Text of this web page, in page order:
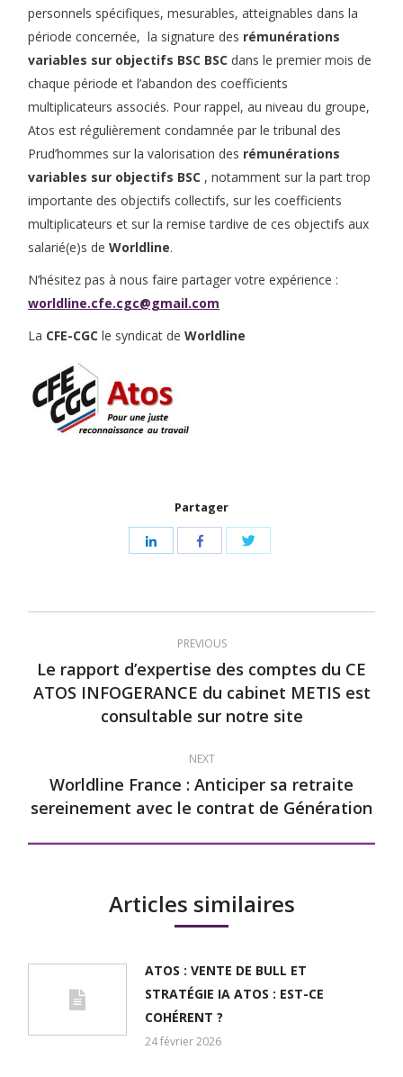
personnels spécifiques, mesurables, atteignables dans la
période concernée, la signature des rémunérations
variables sur objectifs BSC BSC dans le premier mois de
chaque période et l’abandon des coefficients
multiplicateurs associés. Pour rappel, au niveau du groupe,
Atos est régulièrement condamnée par le tribunal des
Prud’hommes sur la valorisation des rémunérations
variables sur objectifs BSC , notamment sur la part trop
importante des objectifs collectifs, sur les coefficients
multiplicateurs et sur la remise tardive de ces objectifs aux
salarié(e)s deWorldline.
N’hésitez pas à nous faire partager votre expérience :
worldline.cfe.cgc@gmail.com
La CFE-CGC le syndicat deWorldline
Partager
Share
Share
navigation
PREVIOUS
Previous
post:
Le rapport d’expertise des comptes du CE
ATOS INFOGERANCE du cabinet METIS est
consultable sur notre site
NEXT
Next
post:
Worldline France : Anticiper sa retraite
sereinement avec le contrat de Génération
Articles similaires
ATOS : VENTE DE BULL ET
STRATÉGIE IA ATOS : EST-CE
COHÉRENT ?
24 février 2026